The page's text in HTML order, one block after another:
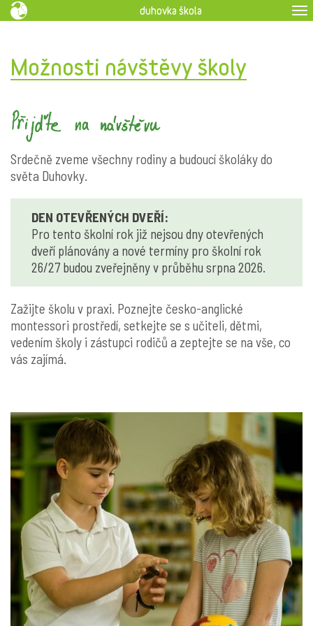
duhovka škola
Možnosti návštěvy školy
Srdečně zveme všechny rodiny a budoucí školáky do
světa Duhovky.
DEN OTEVŘENÝCH DVEŘÍ:
Pro tento školní rok již nejsou dny otevřených
dveří plánovány a nové termíny pro školní rok
26/27 budou zveřejněny v průběhu srpna 2026.
Zažijte školu v praxi. Poznejte česko-anglické
montessori prostředí, setkejte se s učiteli, dětmi,
vedením školy i zástupci rodičů a zeptejte se na vše, co
vás zajímá.